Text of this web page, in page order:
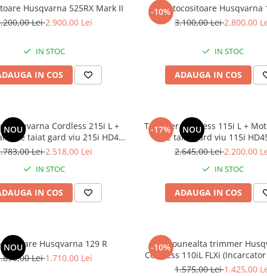
Husqvarna 525RX Mark II
Lei2.900,00 Lei
IN STOC
IN COS
-10%Motocositoare Husqvarna
3.100,00 Lei2.800,00
IN STOC
ADAUGA IN COS
NOU
Husqvarna Cordless 215i L +
de taiat gard viu 215i HD45,
Lei2.518,00 Lei
IN STOC
IN COS
-17% NOU
Trimmer Cordless 115i L +
de taiat gard viu 115i
(Incarcator QC 80 si Acumulator BLi10,2.645,00 Lei2.200,00
IN STOC
ADAUGA IN COS
NOU
Husqvarna 129 R
Lei1.710,00 Lei
-10%
Motounealta trimmer
Cordless 110iL FLXi
Acumulator BLi10,36.5V/
1.575,00 Lei1.425,00